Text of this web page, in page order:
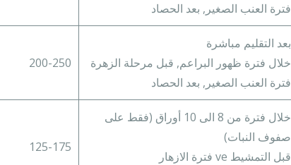
فترة العنب الصغير, بعد الحصاد
بعد التقليم مباشرة
خلال فترة ظهور البراعم, قبل مرحلة الزهرة
فترة العنب الصغير, بعد الحصاد
200-250
خلال فترة من 8 الى 10 أوراق (فقط على
صفوف النبات)
قبل التمشيط ve فترة الازهار
125-175